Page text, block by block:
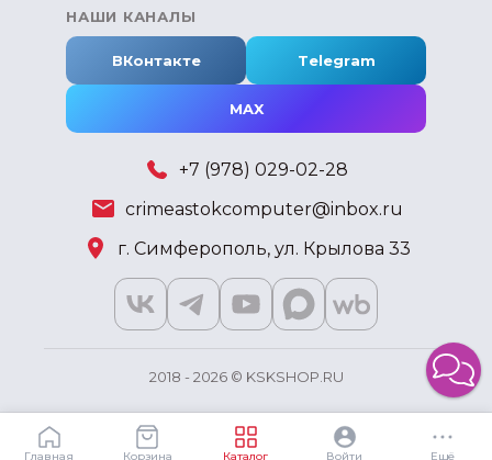
Главная Корзина Каталог Войти Ещё
НАШИ КАНАЛЫ
ВКонтакте Telegram
MAX
+7 (978) 029-02-28
crimeastokcomputer@inbox.ru
г. Симферополь, ул. Крылова 33
2018 - 2026 © KSKSHOP.RU